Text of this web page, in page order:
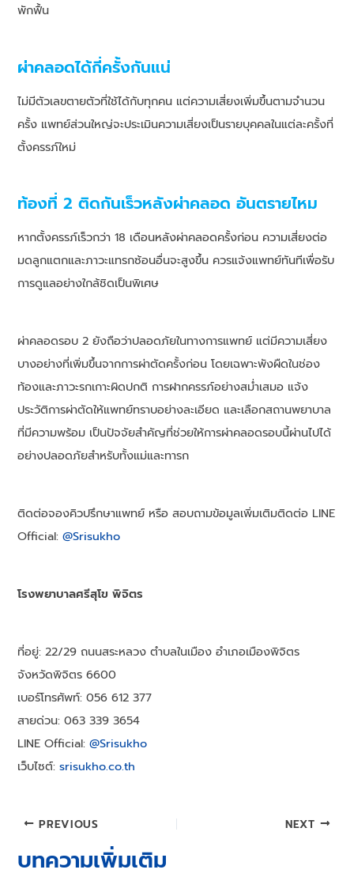
พักฟื้น
ผ่าคลอดได้กี่ครั้งกันแน่
ไม่มีตัวเลขตายตัวที่ใช้ได้กับทุกคน แต่ความเสี่ยงเพิ่มขึ้นตามจำนวน
ครั้ง แพทย์ส่วนใหญ่จะประเมินความเสี่ยงเป็นรายบุคคลในแต่ละครั้งที่
ตั้งครรภ์ใหม่
ท้องที่ 2 ติดกันเร็วหลังผ่าคลอด อันตรายไหม
หากตั้งครรภ์เร็วกว่า 18 เดือนหลังผ่าคลอดครั้งก่อน ความเสี่ยงต่อ
มดลูกแตกและภาวะแทรกซ้อนอื่นจะสูงขึ้น ควรแจ้งแพทย์ทันทีเพื่อรับ
การดูแลอย่างใกล้ชิดเป็นพิเศษ
ผ่าคลอดรอบ 2 ยังถือว่าปลอดภัยในทางการแพทย์ แต่มีความเสี่ยง
บางอย่างที่เพิ่มขึ้นจากการผ่าตัดครั้งก่อน โดยเฉพาะพังผืดในช่อง
ท้องและภาวะรกเกาะผิดปกติ การฝากครรภ์อย่างสม่ำเสมอ แจ้ง
ประวัติการผ่าตัดให้แพทย์ทราบอย่างละเอียด และเลือกสถานพยาบาล
ที่มีความพร้อม เป็นปัจจัยสำคัญที่ช่วยให้การผ่าคลอดรอบนี้ผ่านไปได้
อย่างปลอดภัยสำหรับทั้งแม่และทารก
ติดต่อจองคิวปรึกษาแพทย์ หรือ สอบถามข้อมูลเพิ่มเติมติดต่อ LINE
Official:@Srisukho
โรงพยาบาลศรีสุโข พิจิตร
ที่อยู่: 22/29 ถนนสระหลวง ตำบลในเมือง อำเภอเมืองพิจิตร
จังหวัดพิจิตร 6600
เบอร์โทรศัพท์: 056 612 377
สายด่วน: 063 339 3654
LINE Official:@Srisukho
เว็บไซต์:srisukho.co.th
Post
PREVIOUS NEXT
บทความเพิ่มเติม